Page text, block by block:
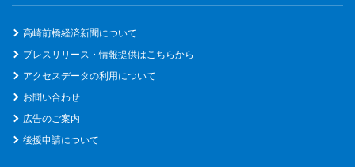
高崎前橋経済新聞について
プレスリリース・情報提供はこちらから
アクセスデータの利用について
お問い合わせ
広告のご案内
後援申請について